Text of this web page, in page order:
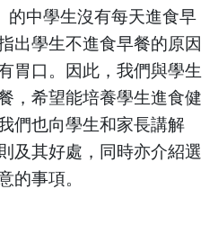
的中學生沒有每天進食早
出學生不進食早餐的原因
胃口。因此，我們與學生
，希望能培養學生進食健
們也向學生和家長講解
及其好處，同時亦介紹選
的事項。